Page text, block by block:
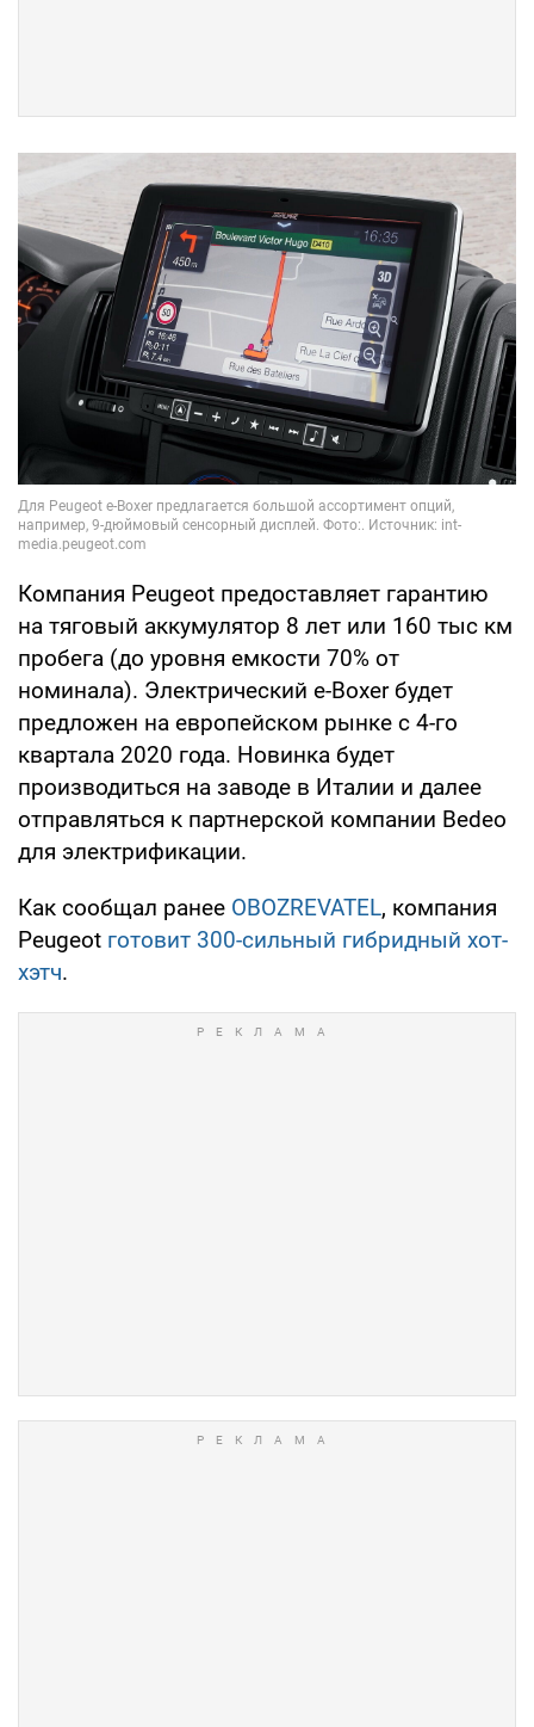
Компания Peugeot предоставляет гарантию
на тяговый аккумулятор 8 лет или 160 тыс км
пробега (до уровня емкости 70% от
номинала). Электрический e-Boxer будет
предложен на европейском рынке с 4-го
квартала 2020 года. Новинка будет
производиться на заводе в Италии и далее
отправляться к партнерской компании Bedeo
для электрификации.
Как сообщал ранее OBOZREVATEL, компания
Peugeot готовит 300-сильный гибридный хот-
хэтч.